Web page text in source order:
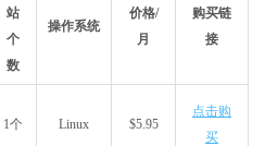
站
个
数
操作系统
价格/
月
购买链
接
1个 Linux $5.95
点击购
买